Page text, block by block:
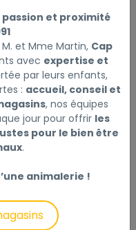
vietnamiens et
passion et proximité
et Mme Martin, Cap
avec expertise et
par leurs enfants,
: accueil, conseil et
, nos équipes
jour pour offrir les
pour le bien être
.
animalerie !